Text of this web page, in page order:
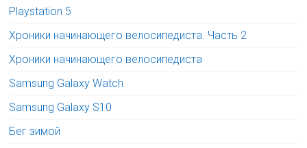
Playstation 5
Хроники начинающего велосипедиста. Часть 2
Хроники начинающего велосипедиста
Samsung Galaxy Watch
Samsung Galaxy S10
Бег зимой